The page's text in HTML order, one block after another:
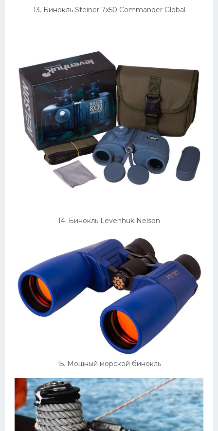
13. Бинокль Steiner 7x50 Commander Global
14. Бинокль Levenhuk Nelson
15. Мощный морской бинокль